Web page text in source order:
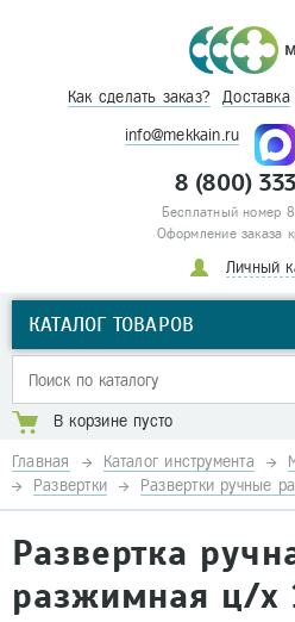
Как сделать заказ? Доставка
info@mekkain.ru
8 (800)
Бесплатный номер
Оформление заказа
Личный
КАТАЛОГ ТОВАРОВ
В корзине пусто
Главная Каталог инструмента
Развертки
Рaзвертки ручные
Развертка
разжимная ц/х